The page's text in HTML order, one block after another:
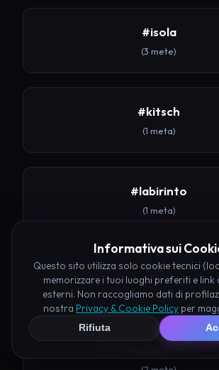
#isola
(3 mete)
#kitsch
(1 meta)
#labirinto
(1 meta)
#lago
(3 mete)
#lazzaretto
Informativa sui
Questo sito utilizza solo cookie tecnici
memorizzare i tuoi luoghi preferiti e link
esterni. Non raccogliamo dati di
nostra Privacy & Cookie Policy per
Rifiuta